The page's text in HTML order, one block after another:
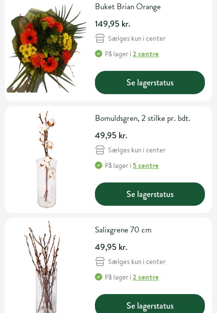
Buket Brian Orange
149,95 kr.
Sælges kun i center
På lager i2 centre
Se lagerstatus
Bomuldsgren, 2 stilke pr. bdt.
49,95 kr.
Sælges kun i center
På lager i5 centre
Se lagerstatus
Salixgrene 70 cm
49,95 kr.
Sælges kun i center
På lager i2 centre
Se lagerstatus